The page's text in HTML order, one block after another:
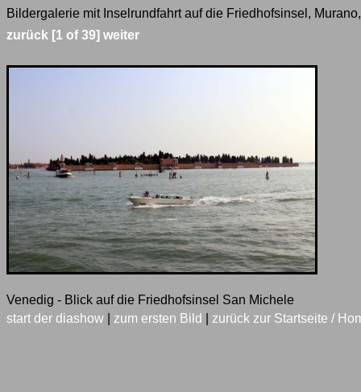
Bildergalerie mit Inselrundfahrt auf die Friedhofsinsel,
zurück [1 of 39] weiter
Venedig - Blick auf die Friedhofsinsel San Michele
start der diashow
zum ersten Bild zurück zur Startseite /